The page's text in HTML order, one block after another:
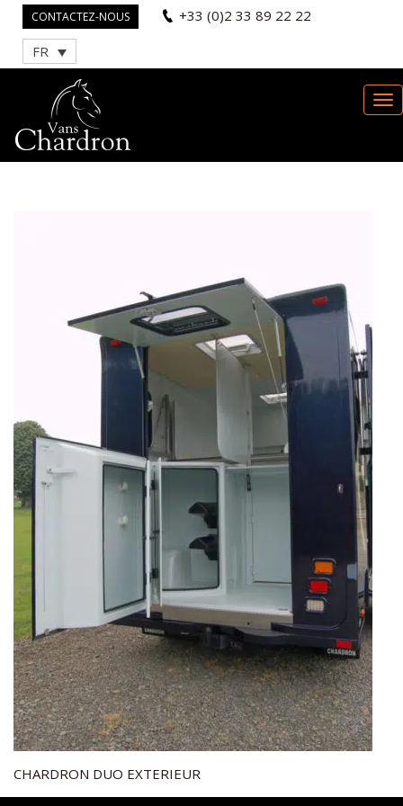
CONTACTEZ-NOUS +33 (0)2 33 89 22 22
FR
CHARDRON DUO EXTERIEUR